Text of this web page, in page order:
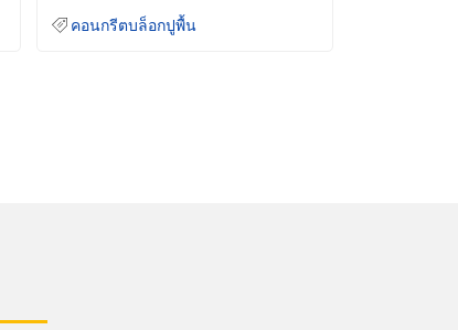
คอนกรีตบล็อกปูพื้น